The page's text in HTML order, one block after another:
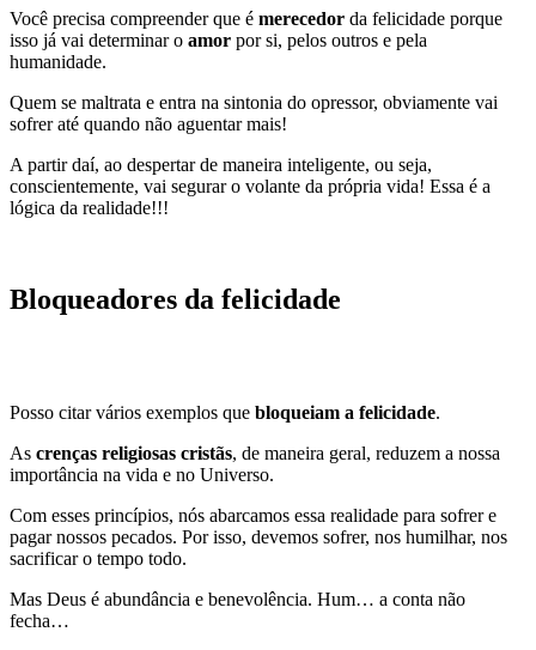
Você precisa compreender que é merecedor da felicidade porque
isso já vai determinar o amor por si, pelos outros e pela
humanidade.
Quem se maltrata e entra na sintonia do opressor, obviamente vai
sofrer até quando não aguentar mais!
A partir daí, ao despertar de maneira inteligente, ou seja,
conscientemente, vai segurar o volante da própria vida! Essa é a
lógica da realidade!!!
​​Bloqueadores da felicidade
Posso citar vários exemplos que bloqueiam a felicidade.
As crenças religiosas cristãs, de maneira geral, reduzem a nossa
importância na vida e no Universo.
Com esses princípios, nós abarcamos essa realidade para sofrer e
pagar nossos pecados. Por isso, devemos sofrer, nos humilhar, nos
sacrificar o tempo todo.
Mas Deus é abundância e benevolência. Hum… a conta não
fecha…